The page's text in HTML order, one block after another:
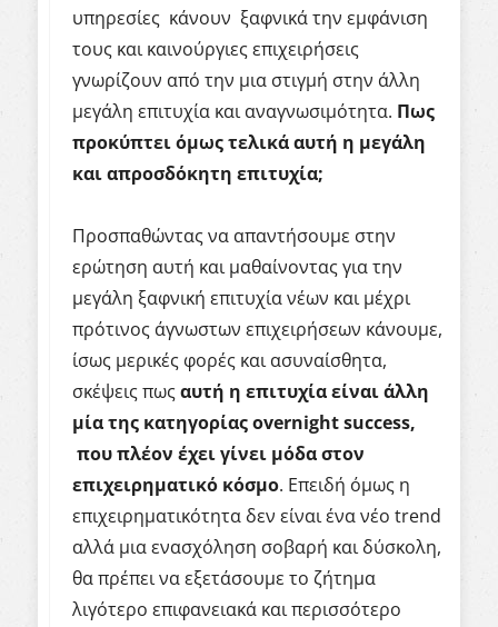
υπηρεσίες κάνουν ξαφνικά την εμφάνιση
τους και καινούργιες επιχειρήσεις
γνωρίζουν από την μια στιγμή στην άλλη
μεγάλη επιτυχία και αναγνωσιμότητα. Πως
προκύπτει όμως τελικά αυτή η μεγάλη
και απροσδόκητη επιτυχία;
Προσπαθώντας να απαντήσουμε στην
ερώτηση αυτή και μαθαίνοντας για την
μεγάλη ξαφνική επιτυχία νέων και μέχρι
πρότινος άγνωστων επιχειρήσεων κάνουμε,
ίσως μερικές φορές και ασυναίσθητα,
σκέψεις πωςαυτή η επιτυχία είναι άλλη
μία της κατηγορίαςovernightsuccess,
που πλέον έχει γίνει μόδα στον
επιχειρηματικό κόσμο. Επειδή όμως η
επιχειρηματικότητα δεν είναι ένα νέο trend
αλλά μια ενασχόληση σοβαρή και δύσκολη,
θα πρέπει να εξετάσουμε το ζήτημα
λιγότερο επιφανειακά και περισσότερο